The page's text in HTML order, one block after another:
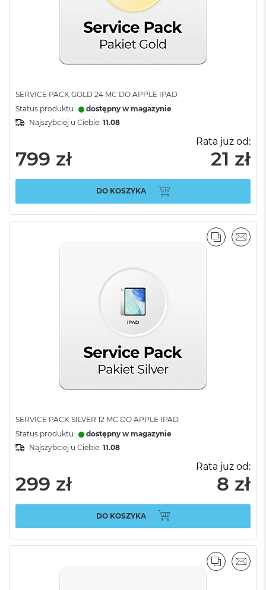
SERVICE PACK GOLD 24 MC DO APPLE IPAD
Status produktu:
dostępny w magazynie
Najszybciej u Ciebie: 11.08
799 zł
Rata już od:
21 zł
DO KOSZYKA
SERVICE PACK SILVER 12 MC DO APPLE IPAD
Status produktu:
dostępny w magazynie
Najszybciej u Ciebie: 11.08
299 zł
Rata już od:
8 zł
DO KOSZYKA